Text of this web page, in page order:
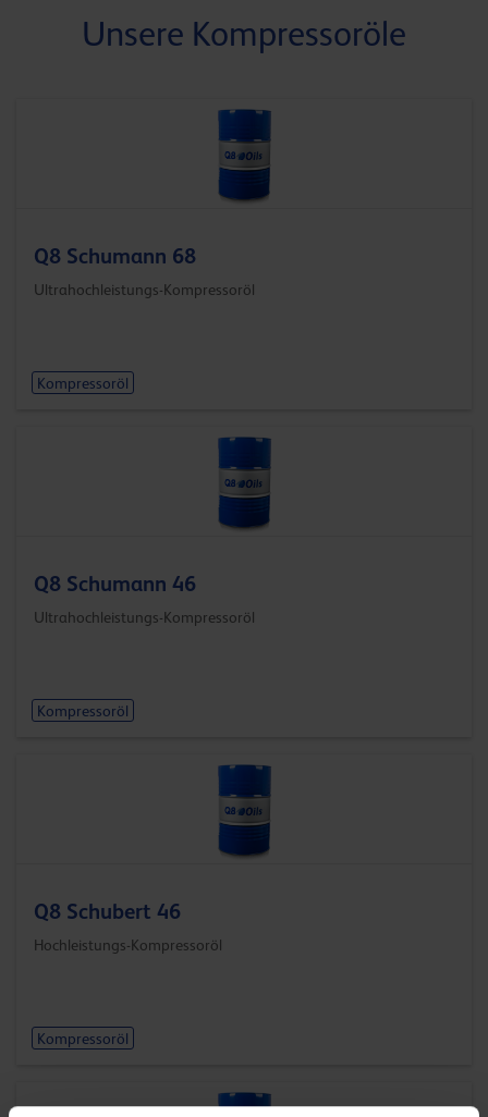
Unsere Kompressoröle
Q8 Schumann 68
Ultrahochleistungs-Kompressoröl
Kompressoröl
Q8 Schumann 46
Ultrahochleistungs-Kompressoröl
Kompressoröl
Q8 Schubert 46
Hochleistungs-Kompressoröl
Kompressoröl